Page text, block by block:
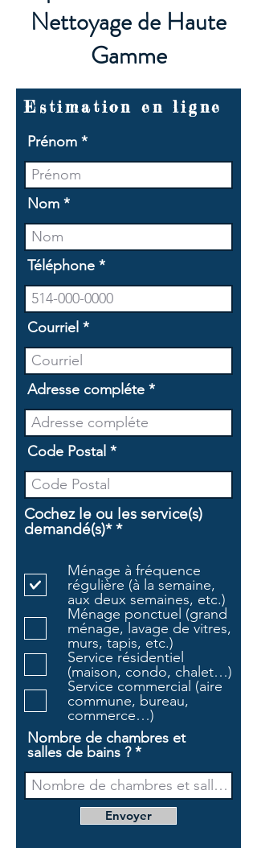
Nettoyage de Haute
Gamme
Estimation en ligne
Prénom
Nom
Téléphone
Courriel
Adresse compléte
Code Postal
Cochez le ou les service(s)
demandé(s)* *O
g
a
t
o
i
r
e
Ménage à fréquence
régulière (à la semaine,
aux deux semaines, etc.)
Ménage ponctuel (grand
ménage, lavage de vitres,
murs, tapis, etc.)
Service résidentiel
(maison, condo, chalet…)
Service commercial (aire
commune, bureau,
commerce…)
Nombre de chambres et
salles de bains ?
Envoyer